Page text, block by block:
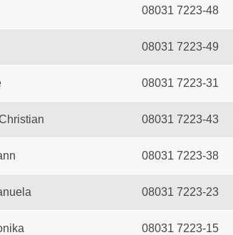
08031 7223-48
08031 7223-49
08031 7223-31
08031 7223-43
08031 7223-38
08031 7223-23
08031 7223-15